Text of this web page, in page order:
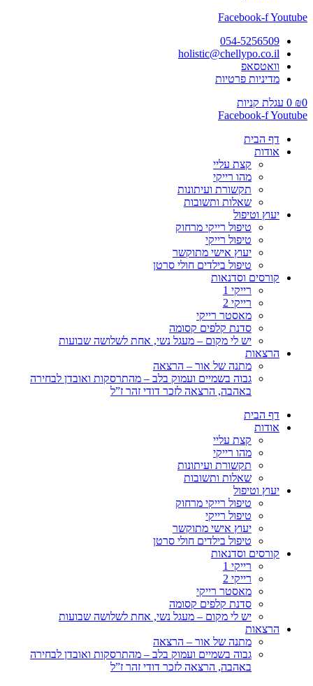
Facebook-fYoutube
054-5256509
holistic@chellypo.co.il
וואטסאפ
מדיניות פרטיות
₪0
0 עגלת קניות
Facebook-fYoutube
דף הבית
אודות
קצת עליי
מהו רייקי
תקשורת ועיתונות
שאלות ותשובות
יעוץ וטיפול
טיפול רייקי מרחוק
טיפול רייקי
יעוץ אישי מתוקשר
טיפול בילדים חולי סרטן
קורסים וסדנאות
רייקי 1
רייקי 2
מאסטר רייקי
סדנת קלפים קסומה
יש לי מקום – מעגל נשי, אחת לשלושה שבועות
הרצאות
מתנה של אור – הרצאה
גבוה בשמיים ועמוק בלב – מהתרסקות ואובדן לבחירה
באהבה, הרצאה לזכר דודי זהר ז”ל
דף הבית
אודות
קצת עליי
מהו רייקי
תקשורת ועיתונות
שאלות ותשובות
יעוץ וטיפול
טיפול רייקי מרחוק
טיפול רייקי
יעוץ אישי מתוקשר
טיפול בילדים חולי סרטן
קורסים וסדנאות
רייקי 1
רייקי 2
מאסטר רייקי
סדנת קלפים קסומה
יש לי מקום – מעגל נשי, אחת לשלושה שבועות
הרצאות
מתנה של אור – הרצאה
גבוה בשמיים ועמוק בלב – מהתרסקות ואובדן לבחירה
באהבה, הרצאה לזכר דודי זהר ז”ל